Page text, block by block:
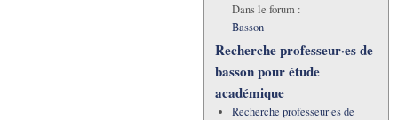
Dans le forum :
Basson
Recherche professeur·es de
basson pour étude
académique
Recherche professeur·es de